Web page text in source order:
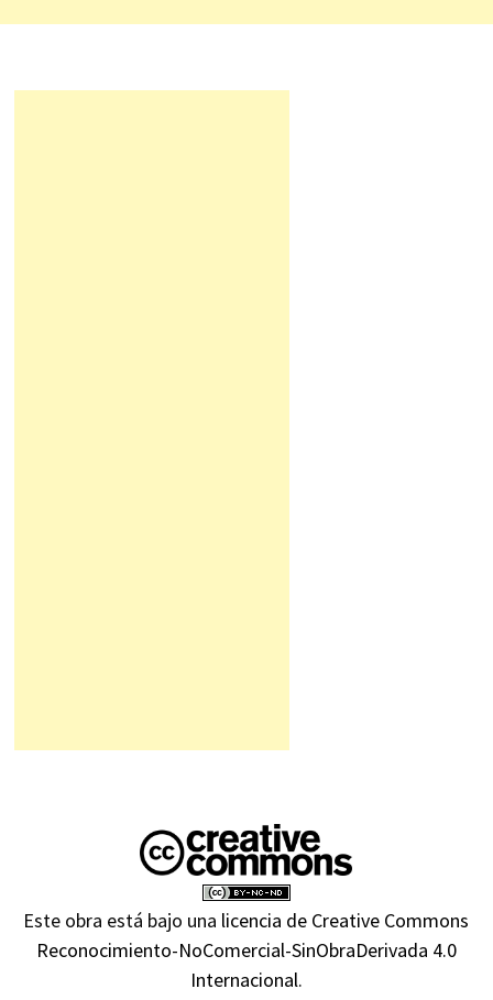
Este obra está bajo una licencia de Creative Commons
Reconocimiento-NoComercial-SinObraDerivada 4.0
Internacional.